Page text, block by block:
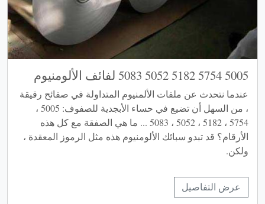
5005 5754 5182 5052 5083 لفائف الألومنيوم
عندما نتحدث عن ملفات الألمنيوم المتداولة في صفائح رقيقة
، من السهل أن تضيع في حساء الأبجدية للصفوف: 5005 ،
5754 ، 5182 ، 5052 ، 5083 ... ما هي الصفقة مع كل هذه
الأرقام؟ قد تبدو سبائك الألومنيوم هذه مثل الرموز المعقدة ،
ولكن.
عرض التفاصيل